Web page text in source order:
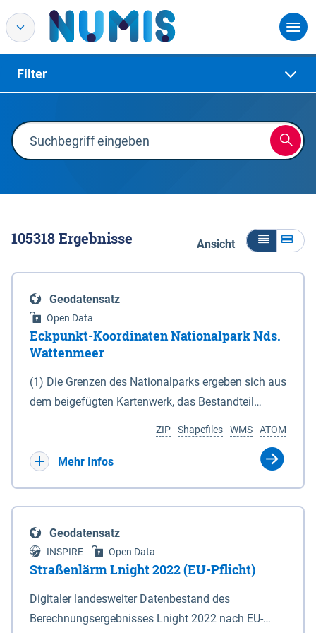
Filter
105318Ergebnisse Ansicht
Geodatensatz
Open Data
Eckpunkt-Koordinaten Nationalpark Nds.
Wattenmeer
(1) Die Grenzen des Nationalparks ergeben sich aus
dem beigefügten Kartenwerk, das Bestandteil
(DTK) im Maßstab 1 : 100 000 (Anlage 2), 2.
verkleinerte Amtliche Karte 1 : 5 000 (AK5) im
projizierte Koordinaten im Europäischen
Terrestrischen Referenzsystem 1989 (ETRS 89) mit
der Universalen Transversalen Mercator-Abbildung
bezogen auf die Zone 32 N (UTM 32N) dargestellt
(Anlage 4); Gleiches gilt für die geografischen
ATOM
WMS
Shapefiles
ZIP
Mehr Infos
Geodatensatz
INSPIRE Open Data
Straßenlärm Lnight 2022 (EU-Pflicht)
Digitaler landesweiter Datenbestand des
Berechnungsergebnisses Lnight 2022 nach EU-